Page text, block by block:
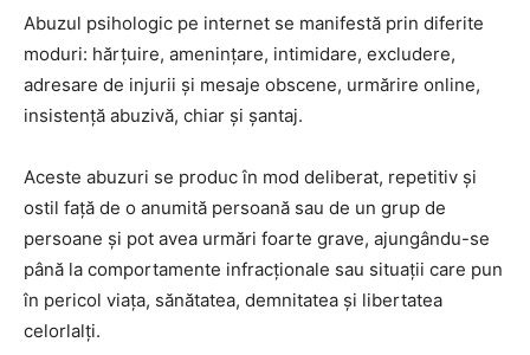
Abuzul psihologic pe internet se manifestă prin diferite
moduri: hărțuire, amenințare, intimidare, excludere,
adresare de injurii și mesaje obscene, urmărire online,
insistență abuzivă, chiar și șantaj.
Aceste abuzuri se produc în mod deliberat, repetitiv și
ostil față de o anumită persoană sau de un grup de
persoane și pot avea urmări foarte grave, ajungându-se
până la comportamente infracționale sau situații care pun
în pericol viața, sănătatea, demnitatea și libertatea
celorlalți.